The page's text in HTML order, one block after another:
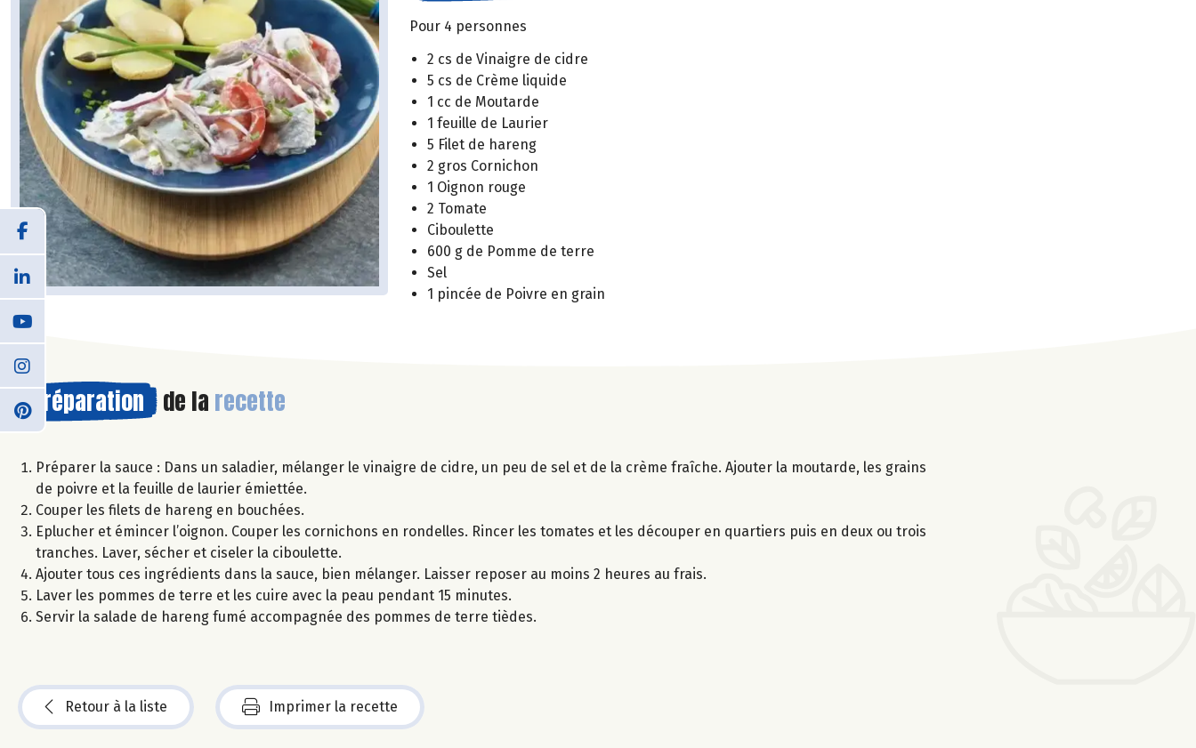
Pour 4 personnes
2 cs de Vinaigre de cidre
5 cs de Crème liquide
1 cc de Moutarde
1 feuille de Laurier
5 Filet de hareng
2 gros Cornichon
1 Oignon rouge
2 Tomate
Ciboulette
600 g de Pomme de terre
Sel
1 pincée de Poivre en grain
Préparation de la recette
Préparer la sauce : Dans un saladier, mélanger le vinaigre de cidre, un peu de sel et de la crème fraîche. Ajouter la moutarde, les grains
de poivre et la feuille de laurier émiettée.
Couper les filets de hareng en bouchées.
Eplucher et émincer l’oignon. Couper les cornichons en rondelles. Rincer les tomates et les découper en quartiers puis en deux ou trois
tranches. Laver, sécher et ciseler la ciboulette.
Ajouter tous ces ingrédients dans la sauce, bien mélanger. Laisser reposer au moins 2 heures au frais.
Laver les pommes de terre et les cuire avec la peau pendant 15 minutes.
Servir la salade de hareng fumé accompagnée des pommes de terre tièdes.
Retour à la liste Imprimer la recette